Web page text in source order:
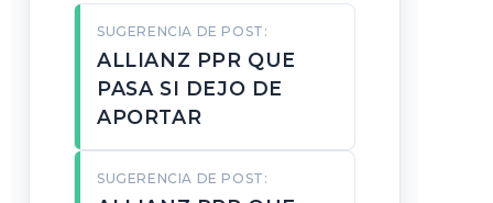
SUGERENCIA DE POST:
ALLIANZ PPR QUE
PASA SI DEJO DE
APORTAR
SUGERENCIA DE POST: